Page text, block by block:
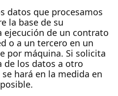
datos que procesamos
la base de su
de un contrato
o a un tercero en un
por máquina. Si solicita
de los datos a otro
hará en la medida en